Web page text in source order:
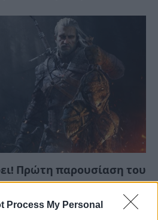
Process My Personal
Πρώτη παρουσίαση του
The Witcher 3 στη